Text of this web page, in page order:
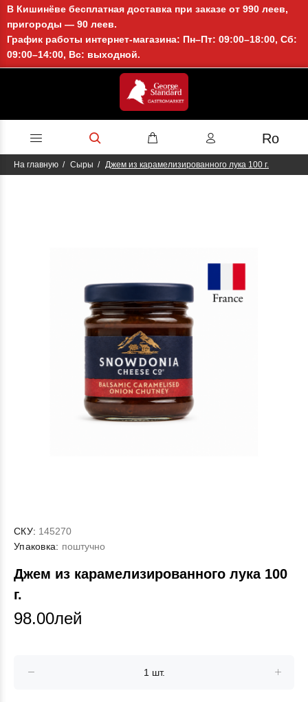
В Кишинёве бесплатная доставка при заказе от 990 леев,
пригороды — 90 леев.
График работы интернет-магазина: Пн–Пт: 09:00–18:00, Сб:
09:00–14:00, Вс: выходной.
Ro
На главную Сыры Джем из карамелизированного лука 100 г.
СКУ: 145270
Упаковка: поштучно
Джем из карамелизированного лука 100
г.
98.00лей